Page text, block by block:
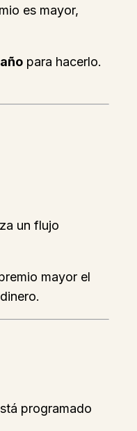
es mayor,
para hacerlo.
un flujo
mayor el
programado